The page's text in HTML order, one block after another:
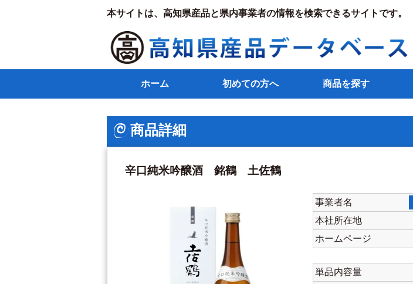
本サイトは、高知県産品と県内事業者の情報を検索できるサイトです。
ホーム 初めての方へ 商品を探す
商品詳細
辛口純米吟醸酒 銘鶴 土佐鶴
事業者名
本社所在地
ホームページ
単品内容量